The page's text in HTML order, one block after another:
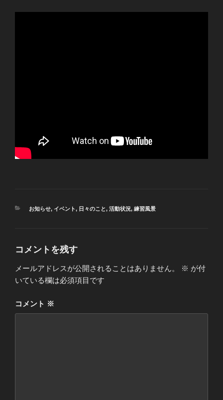
カ
お知らせ, イベント, 日々のこと, 活動状況, 練習風景
コメントを残す
メールアドレスが公開されることはありません。 ※ が付
いている欄は必須項目です
コメント ※